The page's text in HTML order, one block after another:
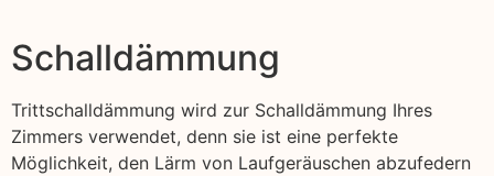
Schalldämmung
Trittschalldämmung wird zur Schalldämmung Ihres
Zimmers verwendet, denn sie ist eine perfekte
Möglichkeit, den Lärm von Laufgeräuschen abzufedern